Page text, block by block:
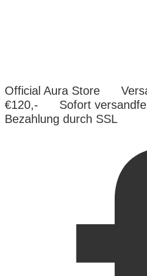
Official Aura Store
€120,- Sofort
Bezahlung durch SSL